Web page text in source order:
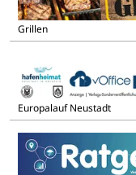
Grillen
Europalauf Neustadt